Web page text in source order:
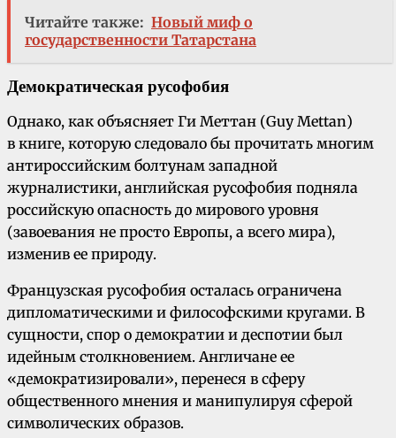
Читайте также: Новый миф о
государственности Татарстана
Демократическая русофобия
Однако, как объясняет Ги Меттан (Guy Mettan)
в книге, которую следовало бы прочитать многим
антироссийским болтунам западной
журналистики, английская русофобия подняла
российскую опасность до мирового уровня
(завоевания не просто Европы, а всего мира),
изменив ее природу.
Французская русофобия осталась ограничена
дипломатическими и философскими кругами. В
сущности, спор о демократии и деспотии был
идейным столкновением. Англичане ее
«демократизировали», перенеся в сферу
общественного мнения и манипулируя сферой
символических образов.